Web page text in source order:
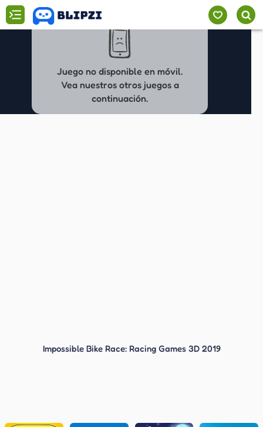
Juego no disponible en móvil.
Vea nuestros otros juegos a
continuación.
Impossible Bike Race: Racing Games 3D 2019